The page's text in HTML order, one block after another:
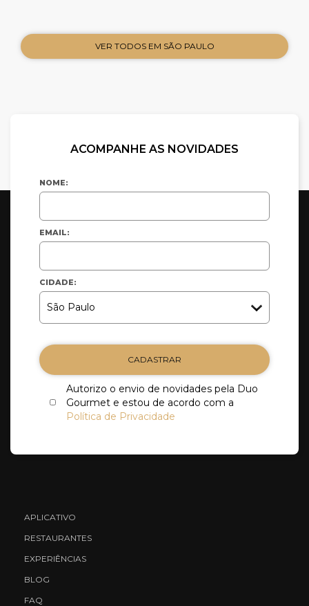
VER TODOS EM SÃO PAULO
ACOMPANHE AS NOVIDADES
NOME:
EMAIL:
CIDADE:
CADASTRAR
Autorizo o envio de novidades pela Duo
Gourmet e estou de acordo com a
Política de Privacidade
APLICATIVO
RESTAURANTES
EXPERIÊNCIAS
BLOG
FAQ